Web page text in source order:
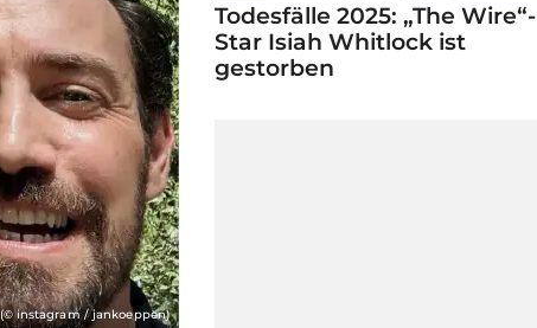
(© instagram / jankoeppen)
Todesfälle 2025: „The Wire“-
Star Isiah Whitlock ist
gestorben